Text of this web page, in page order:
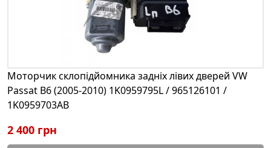
Моторчик склопідйомника задніх лівих дверей VW
Passat B6 (2005-2010) 1K0959795L / 965126101 /
1K0959703AB
2 400 грн